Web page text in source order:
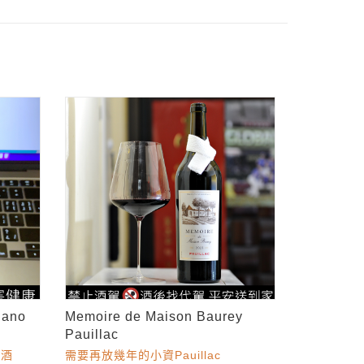
Memoire de Maison Baurey
Pauillac
需要再放幾年的小資Pauillac